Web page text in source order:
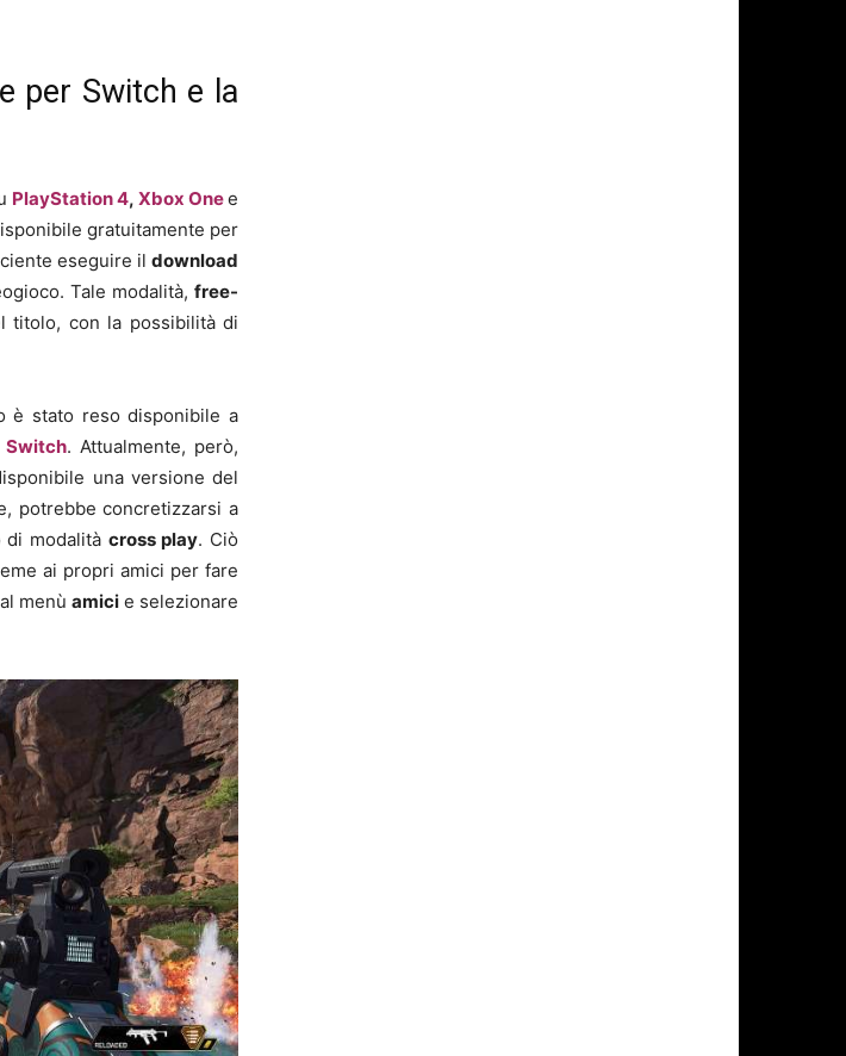
per Switch e la
PlayStation 4, Xbox Onee
gratuitamente per
eseguire il download
Tale modalità, free-
titolo, con la possibilità di
è stato reso disponibile a
Switch. Attualmente, però,
una versione del
potrebbe concretizzarsi a
di modalità cross play. Ciò
ai propri amici per fare
menùamici e selezionare